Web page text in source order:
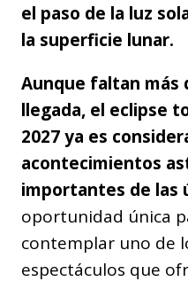
el paso de la luz
la superficie lunar.
Aunque faltan más
llegada, el eclipse
2027 ya es
acontecimientos
importantes de las
oportunidad única
contemplar uno de
espectáculos que